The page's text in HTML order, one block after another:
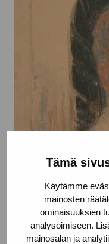
Tämä
Käytämme
mainosten
ominaisuuksien
analysoimiseen.
mainosalan ja